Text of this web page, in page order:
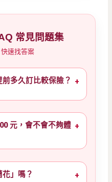
常見問題集
速找答案
多久訂比較保險？ +
元，會不會不夠體 +
」嗎？ +